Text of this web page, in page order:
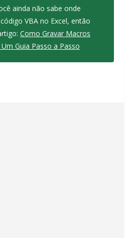
ainda não sabe onde
VBA no Excel, então
Como Gravar Macros
Guia Passo a Passo